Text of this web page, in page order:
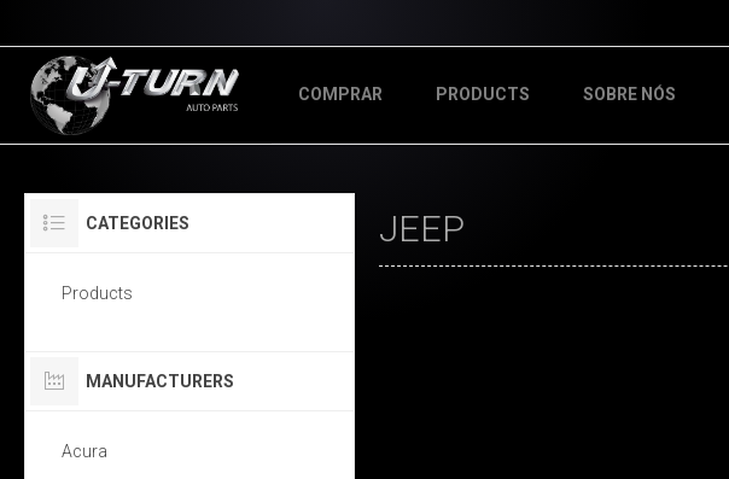
COMPRAR PRODUCTS SOBRE NÓS
JEEP
CATEGORIES
Products
MANUFACTURERS
Acura